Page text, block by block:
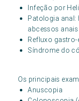
Infeção por
Patologia
abcessos anais
Refluxo
Síndrome do
Os principais
Anuscopia